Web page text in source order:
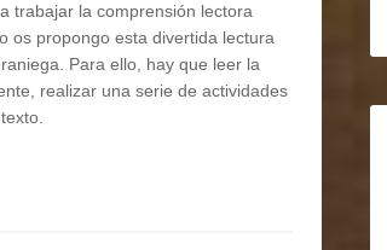
trabajar la comprensión lectora
os propongo esta divertida lectura
Para ello, hay que leer la
realizar una serie de actividades